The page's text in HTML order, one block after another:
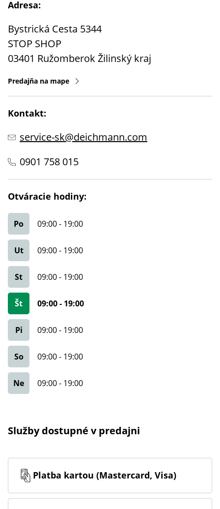
Adresa:
Bystrická Cesta 5344
STOP SHOP
03401 Ružomberok Žilinský kraj
Predajňa na mape
Kontakt:
service-sk@deichmann.com
0901 758 015
Otváracie hodiny:
Po 09:00- 19:00
Ut 09:00- 19:00
St 09:00- 19:00
Št 09:00- 19:00
Pi 09:00- 19:00
So 09:00- 19:00
Ne 09:00- 19:00
Služby dostupné v predajni
Platba kartou (Mastercard, Visa)